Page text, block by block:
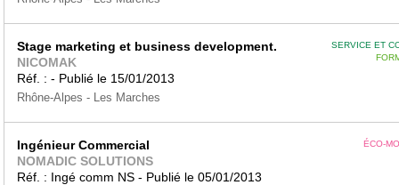
SERVICE ET
Stage marketing et business development.
NICOMAK
Réf. : - Publié le 15/01/2013
Rhône-Alpes - Les Marches
ÉCO-
Ingénieur Commercial
NOMADIC SOLUTIONS
Réf. : Ingé comm NS - Publié le 05/01/2013